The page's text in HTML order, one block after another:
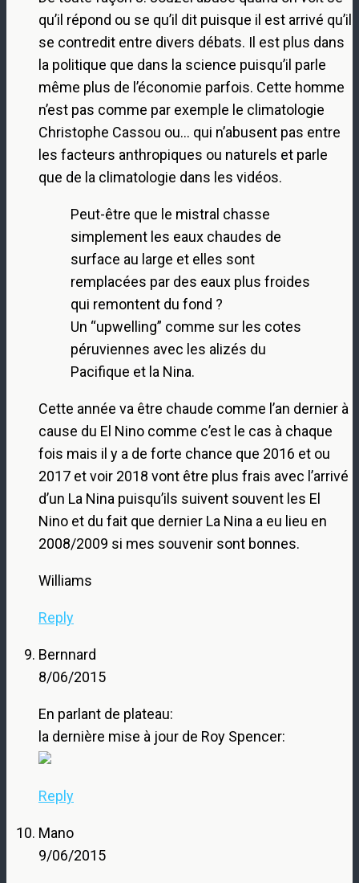
qu’il répond ou se qu’il dit puisque il est arrivé qu’il
se contredit entre divers débats. Il est plus dans
la politique que dans la science puisqu’il parle
même plus de l’économie parfois. Cette homme
n’est pas comme par exemple le climatologie
Christophe Cassou ou… qui n’abusent pas entre
les facteurs anthropiques ou naturels et parle
que de la climatologie dans les vidéos.
Peut-être que le mistral chasse
simplement les eaux chaudes de
surface au large et elles sont
remplacées par des eaux plus froides
qui remontent du fond ?
Un “upwelling” comme sur les cotes
péruviennes avec les alizés du
Pacifique et la Nina.
Cette année va être chaude comme l’an dernier à
cause du El Nino comme c’est le cas à chaque
fois mais il y a de forte chance que 2016 et ou
2017 et voir 2018 vont être plus frais avec l’arrivé
d’un La Nina puisqu’ils suivent souvent les El
Nino et du fait que dernier La Nina a eu lieu en
2008/2009 si mes souvenir sont bonnes.
Williams
Reply
Bernnard
8/06/2015
En parlant de plateau:
la dernière mise à jour de Roy Spencer:
Reply
Mano
9/06/2015